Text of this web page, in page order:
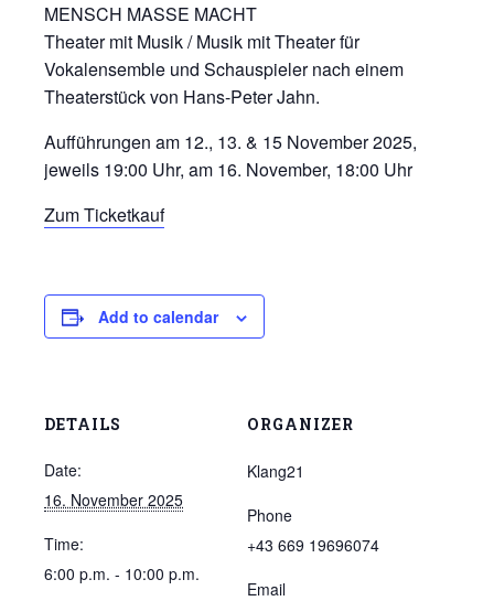
MENSCH MASSE MACHT
Theater mit Musik / Musik mit Theater für
Vokalensemble und Schauspieler nach einem
Theaterstück von Hans-Peter Jahn.
Aufführungen am 12., 13. & 15 November 2025,
jeweils 19:00 Uhr, am 16. November, 18:00 Uhr
Zum Ticketkauf
Add to calendar
DETAILS
Date:
16. November 2025
Time:
6:00 p.m. - 10:00 p.m.
ORGANIZER
Klang21
Phone
+43 669 19696074
Email